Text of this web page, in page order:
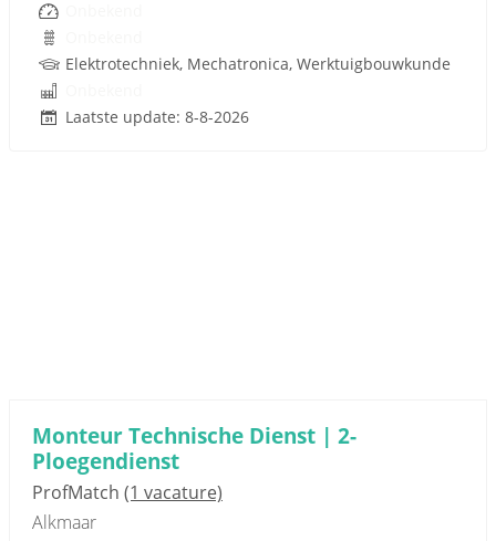
Elektrotechniek, Mechatronica, Werktuigbouwkunde
Laatste update: 8-8-2026
Monteur Technische Dienst | 2-
Ploegendienst
ProfMatch (1 vacature)
Alkmaar